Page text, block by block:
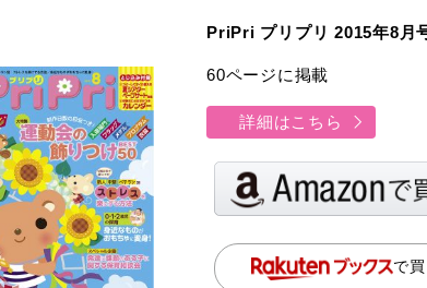
PriPri プリプリ 2015年8月
60ページに掲載
詳細はこちら
で買